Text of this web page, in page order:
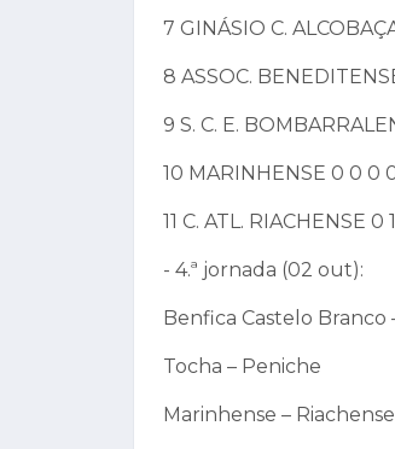
7 GINÁSIO C.
8 ASSOC.
9 S. C. E.
10 MARINHENSE 0 0 0
11 C. ATL. RIACHENSE 0
- 4.ª jornada (02 out):
Benfica Castelo Branco
Tocha – Peniche
Marinhense – Riachense